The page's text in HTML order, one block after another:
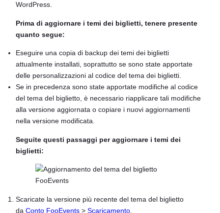
WordPress.
Prima di aggiornare i temi dei biglietti, tenere presente
quanto segue:
Eseguire una copia di backup dei temi dei biglietti
attualmente installati, soprattutto se sono state apportate
delle personalizzazioni al codice del tema dei biglietti.
Se in precedenza sono state apportate modifiche al codice
del tema del biglietto, è necessario riapplicare tali modifiche
alla versione aggiornata o copiare i nuovi aggiornamenti
nella versione modificata.
Seguite questi passaggi per aggiornare i temi dei
biglietti:
Scaricate la versione più recente del tema del biglietto
da Conto FooEvents > Scaricamento